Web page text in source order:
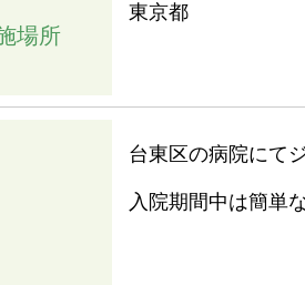
場所
東京都
台東区の病院にて
入院期間中は簡単